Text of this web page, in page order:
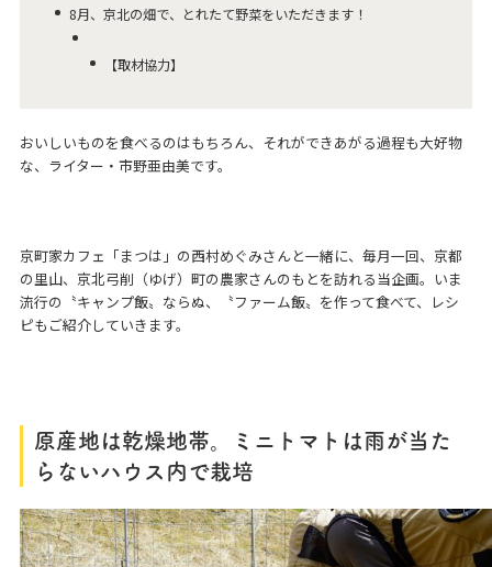
8月、京北の畑で、とれたて野菜をいただきます！
【取材協力】
おいしいものを食べるのはもちろん、それができあがる過程も大好物
な、ライター・市野亜由美です。
京町家カフェ「まつは」の西村めぐみさんと一緒に、毎月一回、京都
の里山、京北弓削（ゆげ）町の農家さんのもとを訪れる当企画。いま
流行の〝キャンプ飯〟ならぬ、〝ファーム飯〟を作って食べて、レシ
ピもご紹介していきます。
原産地は乾燥地帯。ミニトマトは雨が当た
らないハウス内で栽培